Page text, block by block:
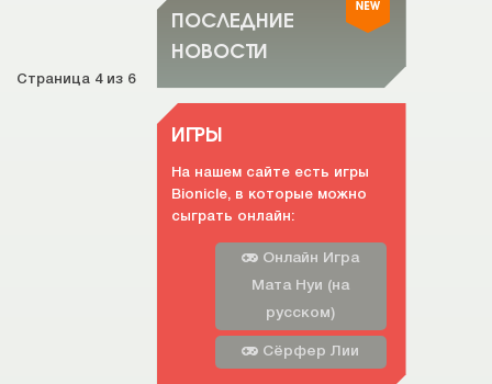
Страница 4 из 6
ПОСЛЕДНИЕ
НОВОСТИ
ИГРЫ
На нашем сайте есть игры
Bionicle, в которые можно
сыграть онлайн:
Онлайн Игра
Мата Нуи (на
русском)
Сёрфер Лии